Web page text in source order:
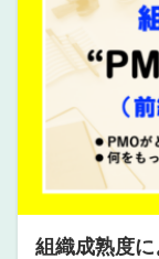
組織成熟度に